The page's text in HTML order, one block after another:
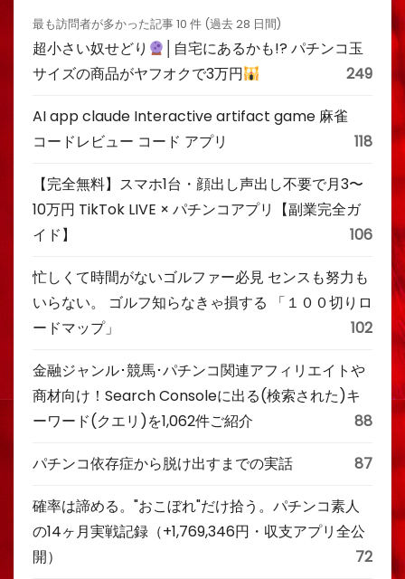
最も訪問者が多かった記事 10 件 (過去 28 日間)
超小さい奴せどり
│自宅にあるかも!? パチンコ玉
サイズの商品がヤフオクで3万円
249
AI app claude Interactive artifact game 麻雀
コードレビュー コード アプリ
118
【完全無料】スマホ1台・顔出し声出し不要で月3〜
10万円 TikTok LIVE × パチンコアプリ【副業完全ガ
イド】
106
忙しくて時間がないゴルファー必見 センスも努力も
いらない。 ゴルフ知らなきゃ損する 「１００切りロ
ードマップ」
102
金融ジャンル･競馬･パチンコ関連アフィリエイトや
商材向け！Search Consoleに出る(検索された)キ
ーワード(クエリ)を1,062件ご紹介
88
パチンコ依存症から脱け出すまでの実話 87
確率は諦める。"おこぼれ"だけ拾う。パチンコ素人
の14ヶ月実戦記録（+1,769,346円・収支アプリ全公
開）
72